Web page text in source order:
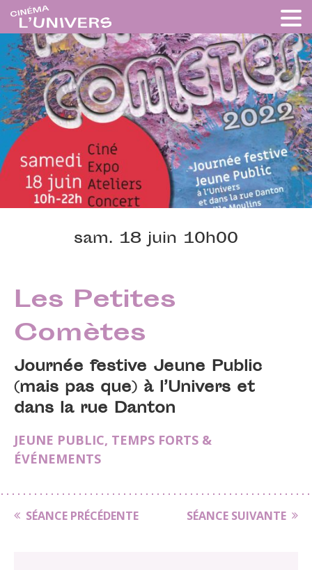
sam. 18 juin 10h00
Les Petites
Comètes
Journée festive Jeune Public
(mais pas que) à l’Univers et
dans la rue Danton
JEUNE PUBLIC, TEMPS FORTS &
ÉVÉNEMENTS
SÉANCE PRÉCÉDENTE SÉANCE SUIVANTE